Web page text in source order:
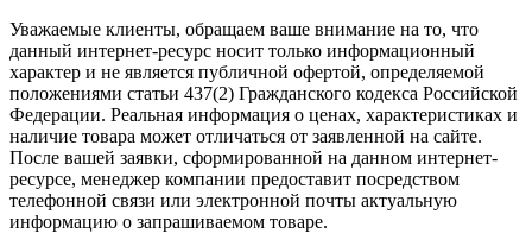
Уважаемые клиенты, обращаем ваше внимание на то, что
данный интернет-ресурс носит только информационный
характер и не является публичной офертой, определяемой
положениями статьи 437(2) Гражданского кодекса Российской
Федерации. Реальная информация о ценах, характеристиках и
наличие товара может отличаться от заявленной на сайте.
После вашей заявки, сформированной на данном интернет-
ресурсе, менеджер компании предоставит посредством
телефонной связи или электронной почты актуальную
информацию о запрашиваемом товаре.